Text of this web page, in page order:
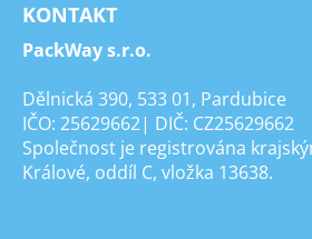
KONTAKT
PackWay s.r.o.
Dělnická 390, 533 01, Pardubice
IČO: 25629662| DIČ: CZ25629662
Společnost je registrována
Králové, oddíl C, vložka 13638.